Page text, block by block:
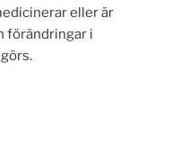
eller är
förändringar i